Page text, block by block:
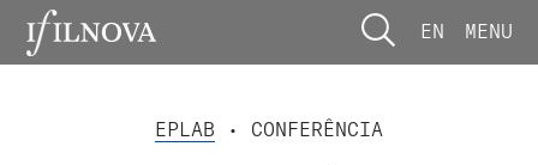
EN MENU
EPLAB • CONFERÊNCIA